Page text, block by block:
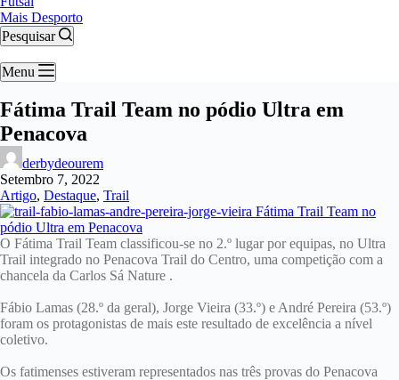
Mais Desporto
Pesquisar
Menu
Fátima Trail Team no pódio Ultra em
Penacova
derbydeourem
Setembro 7, 2022
Artigo, Destaque, Trail
O Fátima Trail Team classificou-se no 2.º lugar por equipas, no Ultra
Trail integrado no Penacova Trail do Centro, uma competição com a
chancela da Carlos Sá Nature .
Fábio Lamas (28.º da geral), Jorge Vieira (33.º) e André Pereira (53.º)
foram os protagonistas de mais este resultado de excelência a nível
coletivo.
Os fatimenses estiveram representados nas três provas do Penacova